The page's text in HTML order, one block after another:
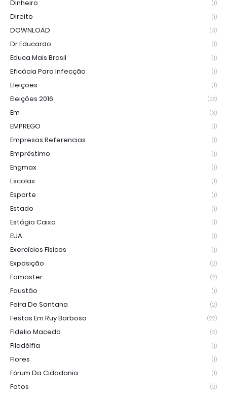
Dinheiro (1)
Direito (1)
DOWNLOAD (3)
Dr Educardo (1)
Educa Mais Brasil (1)
Eficácia Para Infecção (1)
Eleições (1)
Eleições 2016 (28)
Em (3)
EMPREGO (1)
Empresas Referencias (1)
Empréstimo (1)
Engmax (1)
Escolas (1)
Esporte (1)
Estado (1)
Estágio Caixa (1)
EUA (1)
Exercícios Físicos (1)
Exposição (2)
Famaster (2)
Faustão (1)
Feira De Santana (2)
Festas Em Ruy Barbosa (22)
Fidelio Macedo (2)
Filadélfia (1)
Flores (1)
Fórum Da Cidadania (1)
Fotos (2)